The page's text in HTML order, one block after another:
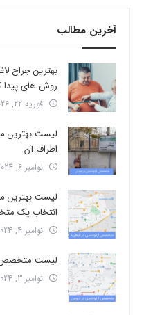
آخرین مطالب
روش های پیدا
فوریه 22, 2026
لیست بهترین
اطراف آن
نوامبر 6, 2024
لیست بهترین
انتخاب یک
نوامبر 4, 2024
لیست متخصص
نوامبر 3, 2024